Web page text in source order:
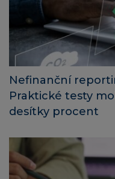
Nefinanční
Praktické testy
desítky procent